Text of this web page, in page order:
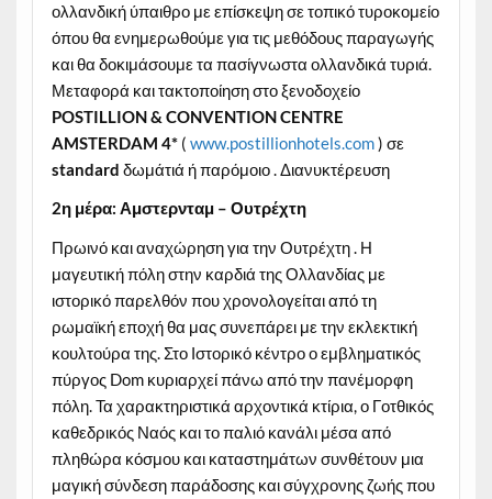
ολλανδική ύπαιθρο με επίσκεψη σε τοπικό τυροκομείο
όπου θα ενημερωθούμε για τις μεθόδους παραγωγής
και θα δοκιμάσουμε τα πασίγνωστα ολλανδικά τυριά.
Μεταφορά και τακτοποίηση στο ξενοδοχείο
POSTILLION& CONVENTIONCENTRE
AMSTERDAM 4*( www.postillionhotels.com) σε
standard δωμάτιά ή παρόμοιο . Διανυκτέρευση
2η μέρα: Αμστερνταμ – Ουτρέχτη
Πρωινό και αναχώρηση για την Ουτρέχτη . Η
μαγευτική πόλη στην καρδιά της Ολλανδίας με
ιστορικό παρελθόν που χρονολογείται από τη
ρωμαϊκή εποχή θα μας συνεπάρει με την εκλεκτική
κουλτούρα της. Στο Ιστορικό κέντρο ο εμβληματικός
πύργος Dom κυριαρχεί πάνω από την πανέμορφη
πόλη. Τα χαρακτηριστικά αρχοντικά κτίρια, ο Γοτθικός
καθεδρικός Ναός και το παλιό κανάλι μέσα από
πληθώρα κόσμου και καταστημάτων συνθέτουν μια
μαγική σύνδεση παράδοσης και σύγχρονης ζωής που